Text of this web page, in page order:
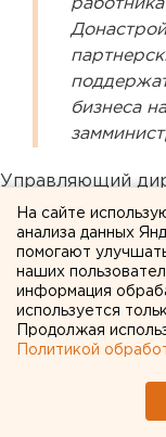
бизнеса
Управляющий
сказал, что
программы —
бизнес
мы начисляем по
строительством,
На сайте
анализа данных
помогают
наших
информация
используется
Продолжая
Политикой